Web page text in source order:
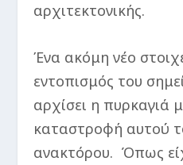
αρχιτεκτονικής.
Ένα ακόμη νέο
εντοπισμός του
αρχίσει η πυρκαγιά
καταστροφή αυτού
ανακτόρου. Όπως